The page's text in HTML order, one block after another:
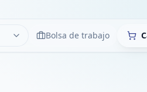
LimpiarBolsa de trabajo